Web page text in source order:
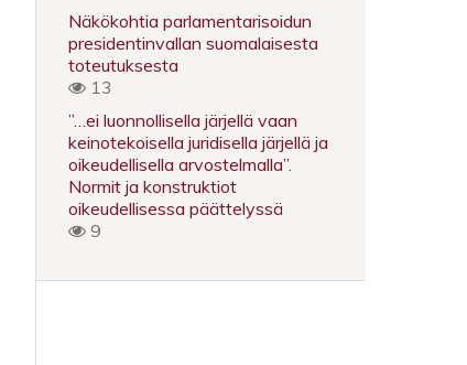
Näkökohtia parlamentarisoidun
presidentinvallan suomalaisesta
toteutuksesta
13
”…ei luonnollisella järjellä vaan
keinotekoisella juridisella järjellä ja
oikeudellisella arvostelmalla”.
Normit ja konstruktiot
oikeudellisessa päättelyssä
9